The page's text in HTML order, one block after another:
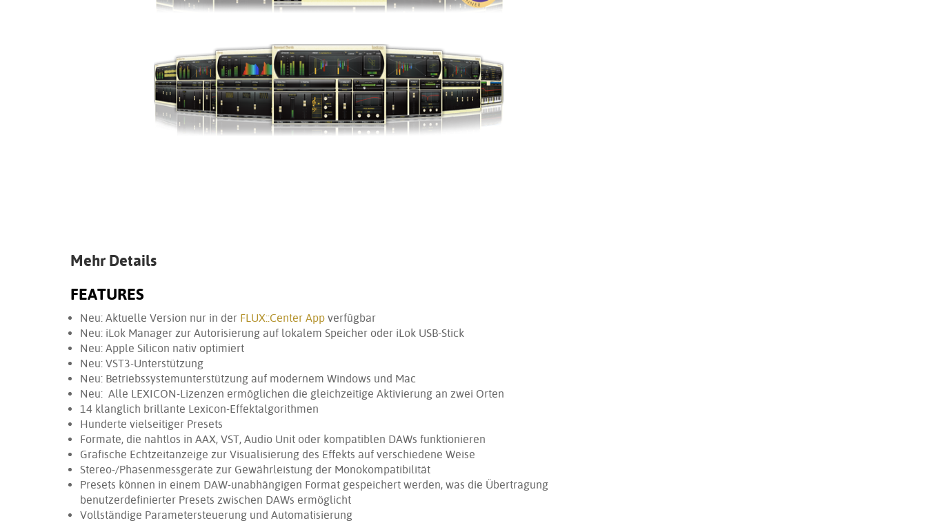
Mehr Details
FEATURES
Neu: Aktuelle Version nur in der FLUX::Center App verfügbar
Neu: iLok Manager zur Autorisierung auf lokalem Speicher oder iLok USB-Stick
Neu: Apple Silicon nativ optimiert
Neu: VST3-Unterstützung
Neu: Betriebssystemunterstützung auf modernem Windows und Mac
Neu: Alle LEXICON-Lizenzen ermöglichen die gleichzeitige Aktivierung an zwei Orten
14 klanglich brillante Lexicon-Effektalgorithmen
Hunderte vielseitiger Presets
Formate, die nahtlos in AAX, VST, Audio Unit oder kompatiblen DAWs funktionieren
Grafische Echtzeitanzeige zur Visualisierung des Effekts auf verschiedene Weise
Stereo-/Phasenmessgeräte zur Gewährleistung der Monokompatibilität
Presets können in einem DAW-unabhängigen Format gespeichert werden, was die Übertragung
benutzerdefinierter Presets zwischen DAWs ermöglicht
Vollständige Parametersteuerung und Automatisierung